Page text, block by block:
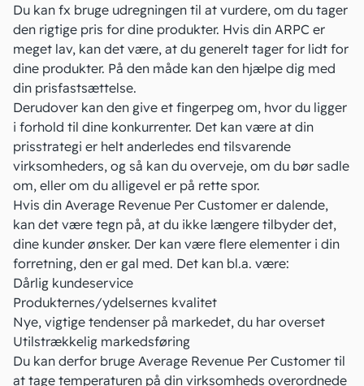
Du kan fx bruge udregningen til at vurdere, om du tager
den rigtige pris for dine produkter. Hvis din ARPC er
meget lav, kan det være, at du generelt tager for lidt for
dine produkter. På den måde kan den hjælpe dig med
din prisfastsættelse.
Derudover kan den give et fingerpeg om, hvor du ligger
i forhold til dine konkurrenter. Det kan være at din
prisstrategi er helt anderledes end tilsvarende
virksomheders, og så kan du overveje, om du bør sadle
om, eller om du alligevel er på rette spor.
Hvis din Average Revenue Per Customer er dalende,
kan det være tegn på, at du ikke længere tilbyder det,
dine kunder ønsker. Der kan være flere elementer i din
forretning, den er gal med. Det kan bl.a. være:
Dårlig kundeservice
Produkternes/ydelsernes kvalitet
Nye, vigtige tendenser på markedet, du har overset
Utilstrækkelig markedsføring
Du kan derfor bruge Average Revenue Per Customer til
at tage temperaturen på din virksomheds overordnede